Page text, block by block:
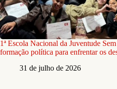
1ª Escola Nacional da Juventude
formação política para enfrentar os
31 de julho de 2026